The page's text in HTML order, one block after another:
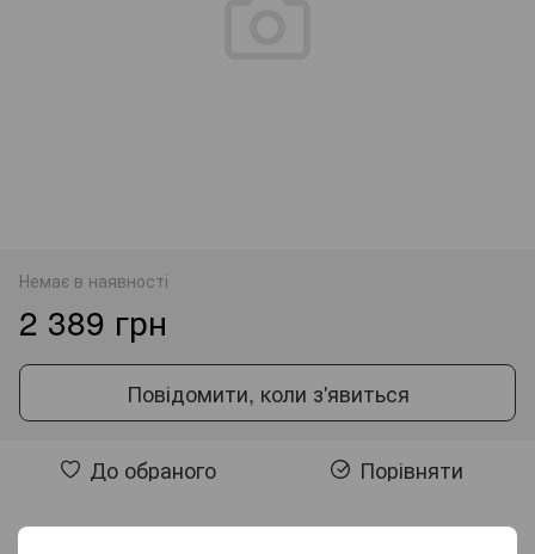
Немає в наявності
2 389 грн
Повідомити, коли з'явиться
До обраного Порівняти